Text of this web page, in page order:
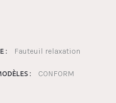
: Fauteuil relaxation
: CONFORM